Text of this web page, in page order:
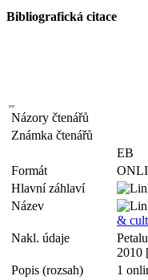
Bibliografická citace
Názory čtenářů
Známka čtenářů
EB
Formát
Hlavní záhlaví
Název
&
Nakl. údaje
2010
Popis (rozsah)
1